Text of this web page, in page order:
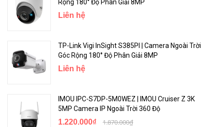
Rộng 180° Độ Phân Giải 8MP
Liên hệ
TP-Link Vigi InSight S385PI | Camera Ngoài Trời
Góc Rộng 180° Độ Phân Giải 8MP
Liên hệ
IMOU IPC-S7DP-5M0WEZ | IMOU Cruiser Z 3K
5MP Camera IP Ngoài Trời 360 Độ
1.220.000₫ 1.870.000₫